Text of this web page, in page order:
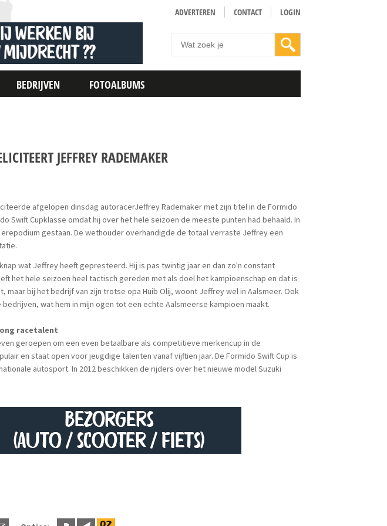
ADVERTEREN CONTACT LOGIN
BEDRIJVEN FOTOALBUMS
JEFFREY RADEMAKER
afgelopen dinsdag autoracerJeffrey Rademaker met zijn titel in de Formido
Swift Cupklasse omdat hij over het hele seizoen de meeste punten had behaald. In
gestaan. De wethouder overhandigde de totaal verraste Jeffrey een
wat Jeffrey heeft gepresteerd. Hij is pas twintig jaar en dan zo'n constant
het hele seizoen heel tactisch gereden met als doel het kampioenschap en dat is
maar bij het bedrijf van zijn trotse opa Huib Olij, woont Jeffrey wel in Aalsmeer. Ook
wat hem in mijn ogen tot een echte Aalsmeerse kampioen maakt.
racetalent
geroepen om een even betaalbare als competitieve merkencup in de
en staat open voor jeugdige talenten vanaf vijftien jaar. De Formido Swift Cup is
autosport. In 2012 beschikken de rijders over het nieuwe model Suzuki